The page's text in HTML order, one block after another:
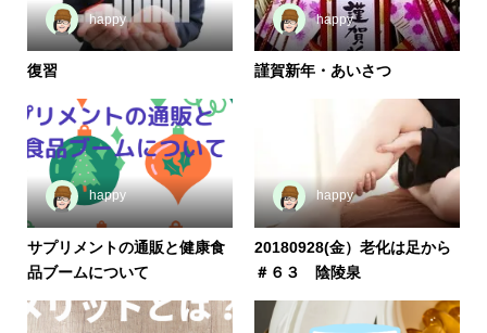
happy
復習
happy
謹賀新年・あいさつ
happy
サプリメントの通販と健康食
品ブームについて
happy
20180928(金）老化は足から
＃６３ 陰陵泉